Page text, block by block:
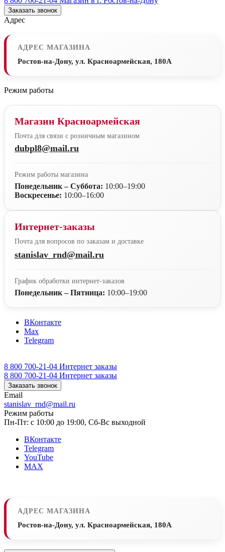
Заказать звонок
Адрес
АДРЕС МАГАЗИНА
Ростов-на-Дону, ул. Красноармейская, 180А
Режим работы
Магазин Красноармейская
Почта для связи с розничным магазином
dubpl8@mail.ru
Режим работы магазина
Понедельник – Суббота: 10:00–19:00
Воскресенье: 10:00–16:00
Интернет-заказы
Почта для вопросов по заказам и доставке
stanislav_rnd@mail.ru
График обработки интернет-заказов
Понедельник – Пятница: 10:00–19:00
ВКонтакте
Max
Telegram
8 800 700-21-04 Интернет заказы
8 800 700-21-04 Интернет заказы
Заказать звонок
Email
stanislav_rnd@mail.ru
Режим работы
Пн-Пт: с 10:00 до 19:00, Сб-Вс выходной
ВКонтакте
Telegram
YouTube
MAX
АДРЕС МАГАЗИНА
Ростов-на-Дону, ул. Красноармейская, 180А